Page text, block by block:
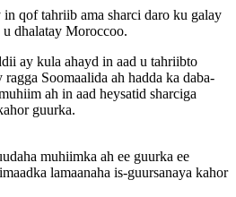
qof tahriib ama sharci daro ku galay
u dhalatay Moroccoo.
ay kula ahayd in aad u tahriibto
Soomaalida ah hadda ka daba-
ah in aad heysatid sharciga
guurka.
muhiimka ah ee guurka ee
lamaanaha is-guursanaya kahor